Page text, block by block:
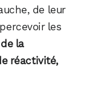
de leur
les
la
réactivité,